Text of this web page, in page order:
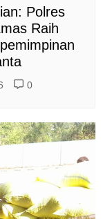
Polres
Raih
0